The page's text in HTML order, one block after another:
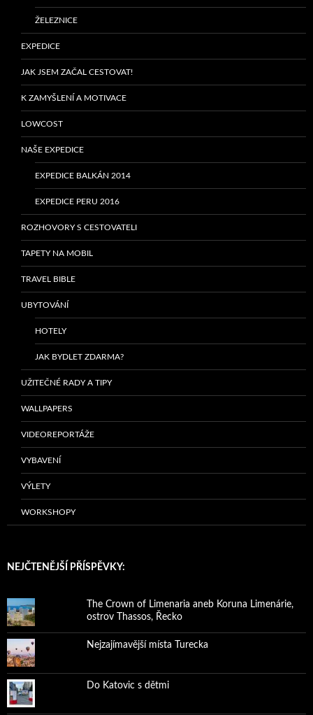
ŽELEZNICE
EXPEDICE
JAK JSEM ZAČAL CESTOVAT!
K ZAMYŠLENÍ A MOTIVACE
LOWCOST
NAŠE EXPEDICE
EXPEDICE BALKÁN 2014
EXPEDICE PERU 2016
ROZHOVORY S CESTOVATELI
TAPETY NA MOBIL
TRAVEL BIBLE
UBYTOVÁNÍ
HOTELY
JAK BYDLET ZDARMA?
UŽITEČNÉ RADY A TIPY
WALLPAPERS
VIDEOREPORTÁŽE
VYBAVENÍ
VÝLETY
WORKSHOPY
NEJČTENĚJŠÍ PŘÍSPĚVKY:
The Crown of Limenaria aneb Koruna Limenárie,
ostrov Thassos, Řecko
Nejzajímavější místa Turecka
Do Katovic s dětmi